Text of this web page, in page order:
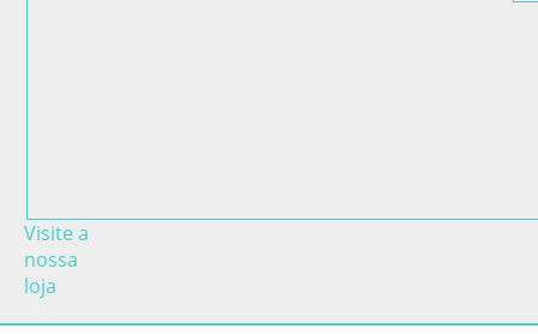
Visite a
nossa
loja